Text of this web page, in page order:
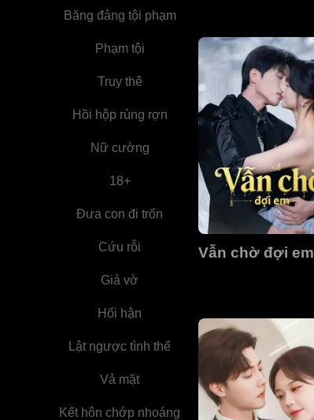
Băng đảng tội phạm
Phạm tội
Truy thê
Hồi hộp rùng rợn
Nữ cường
18+
Đưa con đi trốn
Cứu rỗi
Giả vờ
Hối hận
Lật ngược tình thế
Vả mặt
Kết hôn chớp nhoáng
Vẫn chờ đợi em